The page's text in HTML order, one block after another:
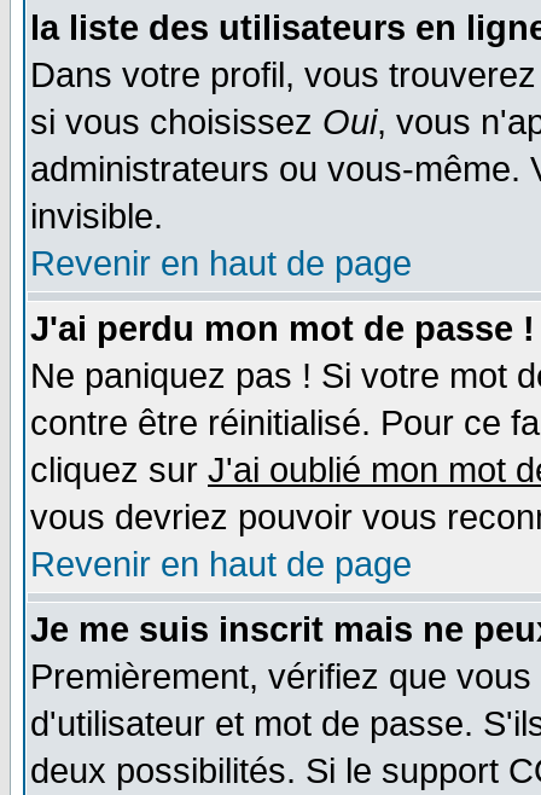
la liste des utilisateurs en
Dans votre profil, vous
si vous choisissez Oui, vous
administrateurs ou vous-même.
invisible.
Revenir en haut de page
J'ai perdu mon mot de passe !
Ne paniquez pas ! Si votre mot
contre être réinitialisé. Pour ce
cliquez sur J'ai oublié mon mot
vous devriez pouvoir vous
Revenir en haut de page
Je me suis inscrit mais ne
Premièrement, vérifiez que
d'utilisateur et mot de passe.
deux possibilités. Si le support